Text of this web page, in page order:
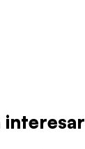
interesar